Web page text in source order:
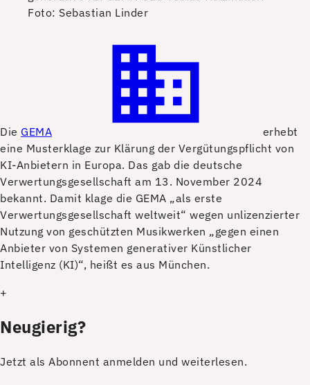
Foto: Sebastian Linder
Die GEMA
erhebt
eine Musterklage zur Klärung der Vergütungspflicht von
KI-Anbietern in Europa. Das gab die deutsche
Verwertungsgesellschaft am 13. November 2024
bekannt. Damit klage die GEMA „als erste
Verwertungsgesellschaft weltweit“ wegen unlizenzierter
Nutzung von geschützten Musikwerken „gegen einen
Anbieter von Systemen generativer Künstlicher
Intelligenz (KI)“, heißt es aus München.
+
Neugierig?
Jetzt als Abonnent anmelden und weiterlesen.